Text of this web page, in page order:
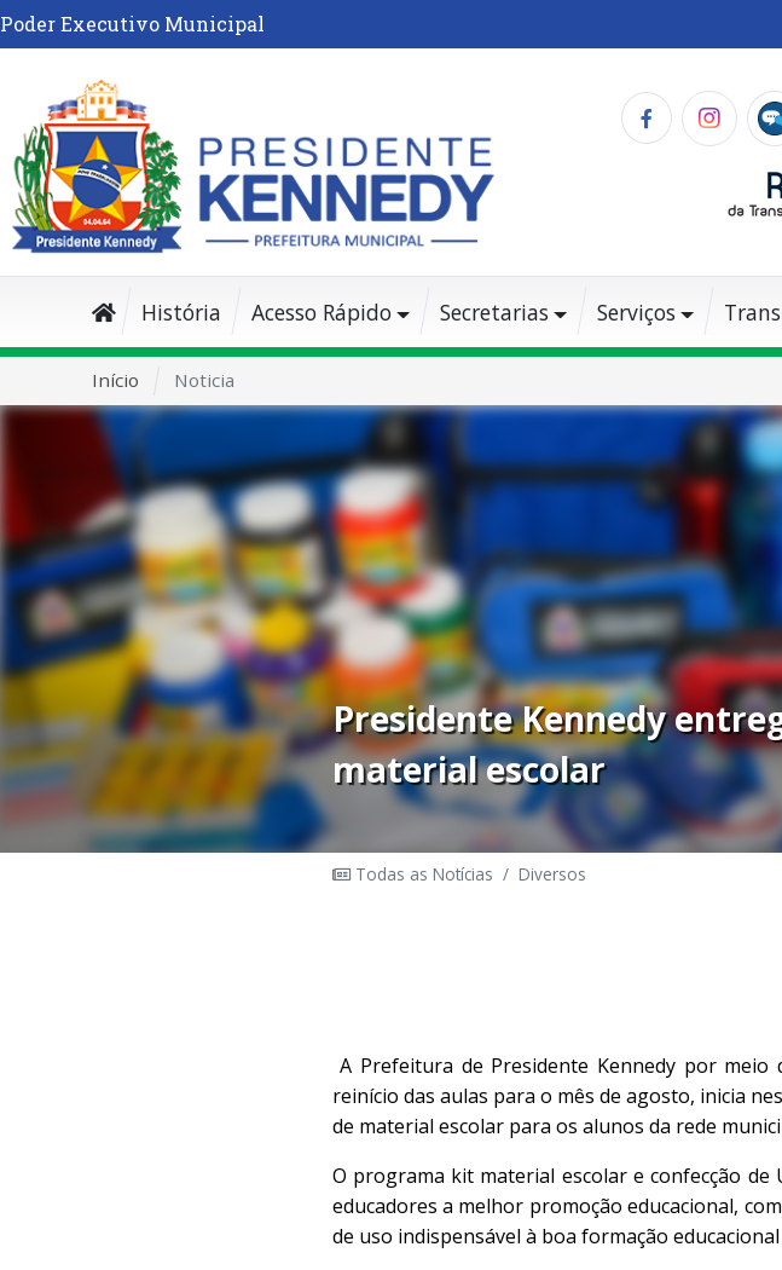
Poder Executivo Municipal
História Acesso Rápido Secretarias Serviços
Início Noticia
Presidente Kennedy
material escolar
Todas as Notícias / Diversos
A Prefeitura de Presidente Kennedy por meio
reinício das aulas para o mês de agosto, inicia
de material escolar para os alunos da rede
O programa kit material escolar e confecção
educadores a melhor promoção educacional,
de uso indispensável à boa formação